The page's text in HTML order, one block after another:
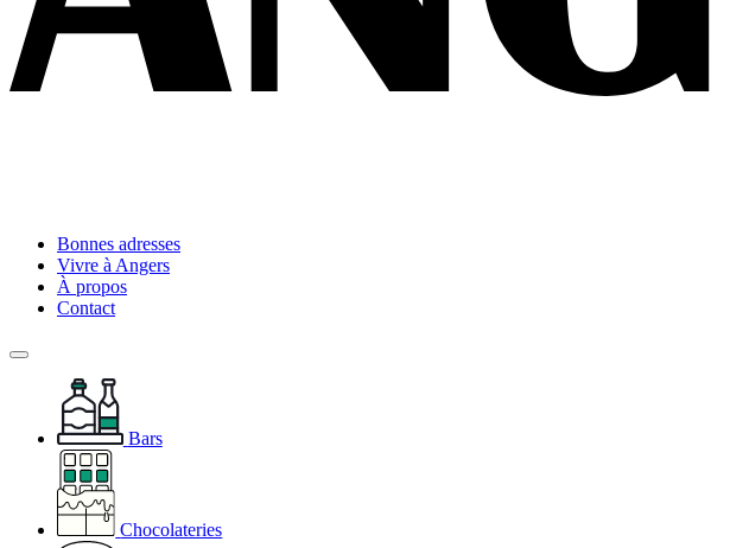
Bonnes adresses
Vivre à Angers
À propos
Contact
Bars
Chocolateries